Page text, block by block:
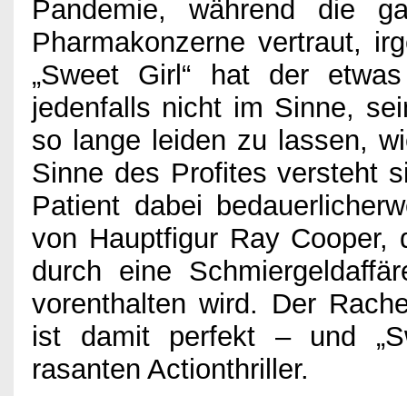
Pandemie, während die
Pharmakonzerne vertraut,
„Sweet Girl“ hat der
jedenfalls nicht im Sinne,
so lange leiden zu lassen,
Sinne des Profites versteht
Patient dabei
von Hauptfigur Ray
durch eine
vorenthalten wird. Der
ist damit perfekt – und
rasanten Actionthriller.